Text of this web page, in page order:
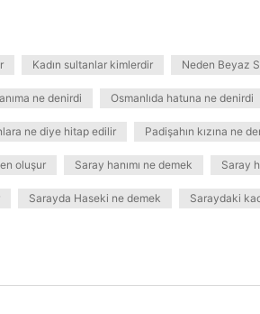
Kadın sultanlar kimlerdir Neden Beyaz
ne denirdi Osmanlıda hatuna ne denirdi
ne diye hitap edilir Padişahın kızına ne
oluşur Saray hanımı ne demek Saray
Sarayda Haseki ne demek Saraydaki